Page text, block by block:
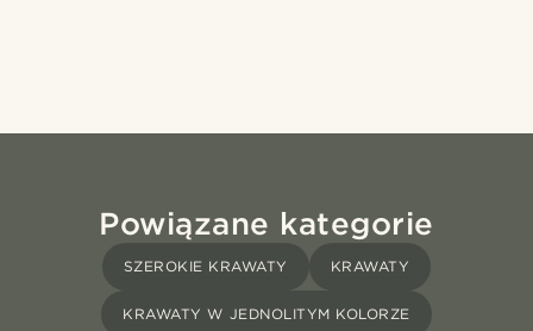
Powiązane kategorie
SZEROKIE KRAWATY KRAWATY
KRAWATY W JEDNOLITYM KOLORZE